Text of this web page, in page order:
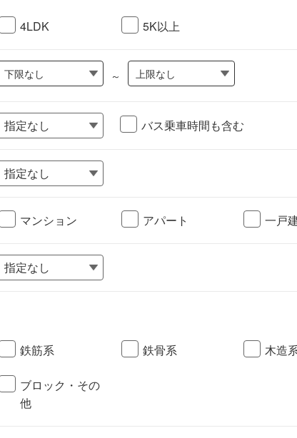
4LDK 5K以上
下限なし ～ 上限なし
バス乗車時間も含む
マンション アパート 一戸
鉄筋系 鉄骨系 木造
ブロック・その
他